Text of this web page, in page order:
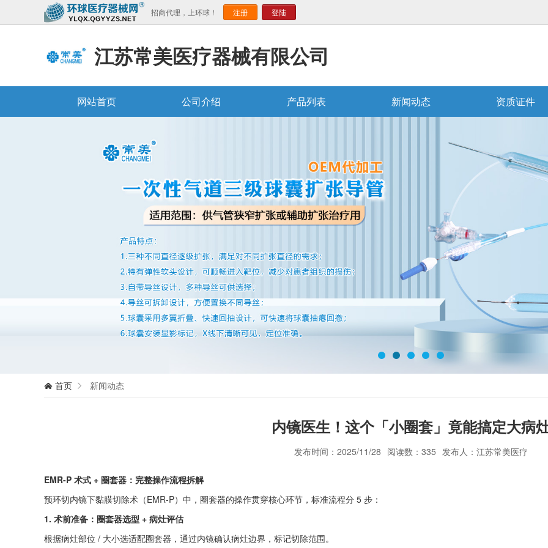
招商代理，上环球！ 注册 登陆
江苏常美医疗器械有限公司
网站首页 公司介绍 产品列表 新闻动态 资质证件
 首页  新闻动态
内镜医生！这个「小圈套」竟能搞定大病
发布时间：2025/11/28 阅读数：335 发布人：江苏常美医疗
EMR-P 术式 + 圈套器：完整操作流程拆解
预环切内镜下黏膜切除术（EMR-P）中，圈套器的操作贯穿核心环节，标准流程分 5 步：
1. 术前准备：圈套器选型 + 病灶评估
根据病灶部位 / 大小选适配圈套器，通过内镜确认病灶边界，标记切除范围。